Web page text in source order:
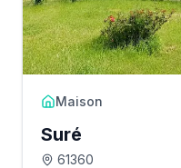
Maison
Suré
61360